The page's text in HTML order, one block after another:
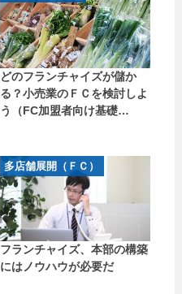
どのフランチャイズが儲か
る？小売業のＦＣを検討しよ
う（FC加盟者向け基礎…
多店舗展開（ＦＣ）
フランチャイズ、本部の構築
にはノウハウが必要だ